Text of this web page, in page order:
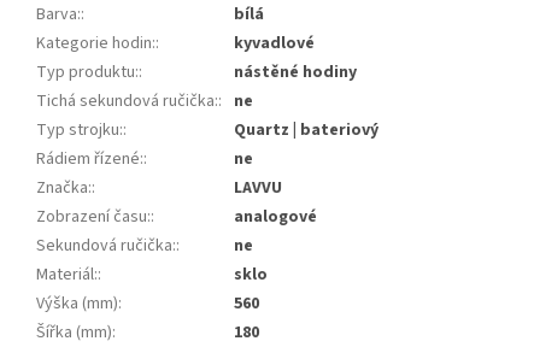
Barva::
bílá
Kategorie hodin::
kyvadlové
Typ produktu::
nástěné hodiny
Tichá sekundová ručička:: ne
Typ strojku::
Quartz | bateriový
Rádiem řízené::
ne
Značka::
LAVVU
Zobrazení času::
analogové
Sekundová ručička::
ne
Materiál::
sklo
Výška (mm):
560
Šířka (mm):
180